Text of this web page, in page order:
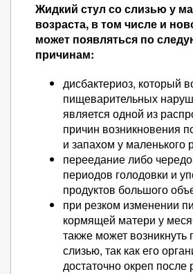
Жидкий стул со слизью у
возраста, в том числе и
может появляться по
причинам:
дисбактериоз, который
пищеварительных
является одной из
причин возникновения
и запахом у маленького
переедание либо
периодов голодовки и
продуктов большого
при резком изменении
кормящей матери у
также может возникнуть
слизью, так как его
достаточно окреп после